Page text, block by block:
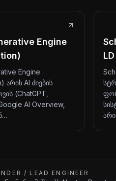
Engine
Engine
არის AI ძიების
(ChatGPT,
AI Overview,
LD
/ LEAD ENGINEER